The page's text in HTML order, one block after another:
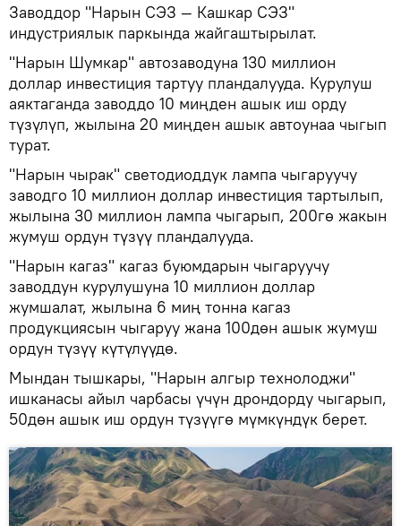
Заводдор "Нарын СЭЗ — Кашкар СЭЗ"
индустриялык паркында жайгаштырылат.
"Нарын Шумкар" автозаводуна 130 миллион
доллар инвестиция тартуу пландалууда. Курулуш
аяктаганда заводдо 10 миңден ашык иш орду
түзүлүп, жылына 20 миңден ашык автоунаа чыгып
турат.
"Нарын чырак" светодиоддук лампа чыгаруучу
заводго 10 миллион доллар инвестиция тартылып,
жылына 30 миллион лампа чыгарып, 200гө жакын
жумуш ордун түзүү пландалууда.
"Нарын кагаз" кагаз буюмдарын чыгаруучу
заводдун курулушуна 10 миллион доллар
жумшалат, жылына 6 миң тонна кагаз
продукциясын чыгаруу жана 100дөн ашык жумуш
ордун түзүү күтүлүүдө.
Мындан тышкары, "Нарын алгыр технолоджи"
ишканасы айыл чарбасы үчүн дрондорду чыгарып,
50дөн ашык иш ордун түзүүгө мүмкүндүк берет.